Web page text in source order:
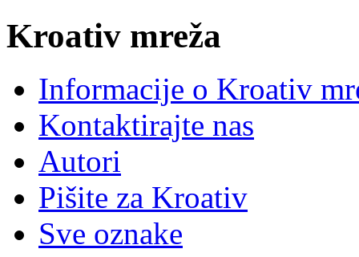
Kroativ mreža
Informacije o Kroativ
Kontaktirajte nas
Autori
Pišite za Kroativ
Sve oznake